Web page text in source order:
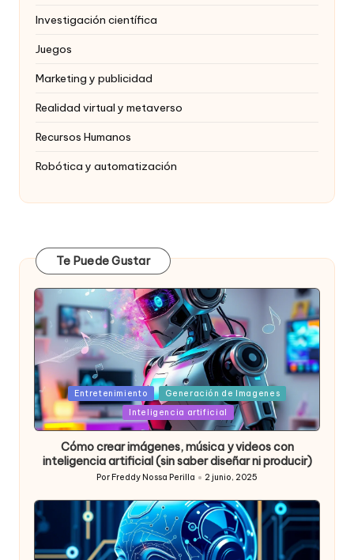
Investigación científica
Juegos
Marketing y publicidad
Realidad virtual y metaverso
Recursos Humanos
Robótica y automatización
Te Puede Gustar
Posted
in
Entretenimiento
Generación de Imagenes
Inteligencia artificial
Cómo crear imágenes, música y videos con
inteligencia artificial (sin saber diseñar ni producir)
Publicado
por
Por Freddy Nossa Perilla 2 junio, 2025